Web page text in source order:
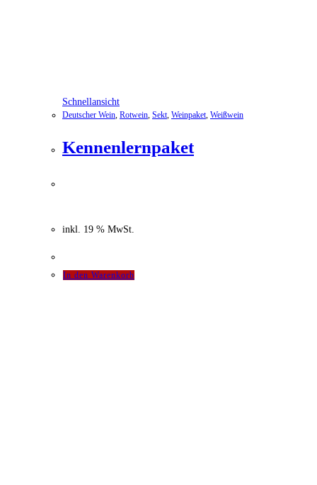
Schnellansicht
Deutscher Wein, Rotwein, Sekt, Weinpaket, Weißwein
Kennenlernpaket
inkl. 19 % MwSt.
In den Warenkorb